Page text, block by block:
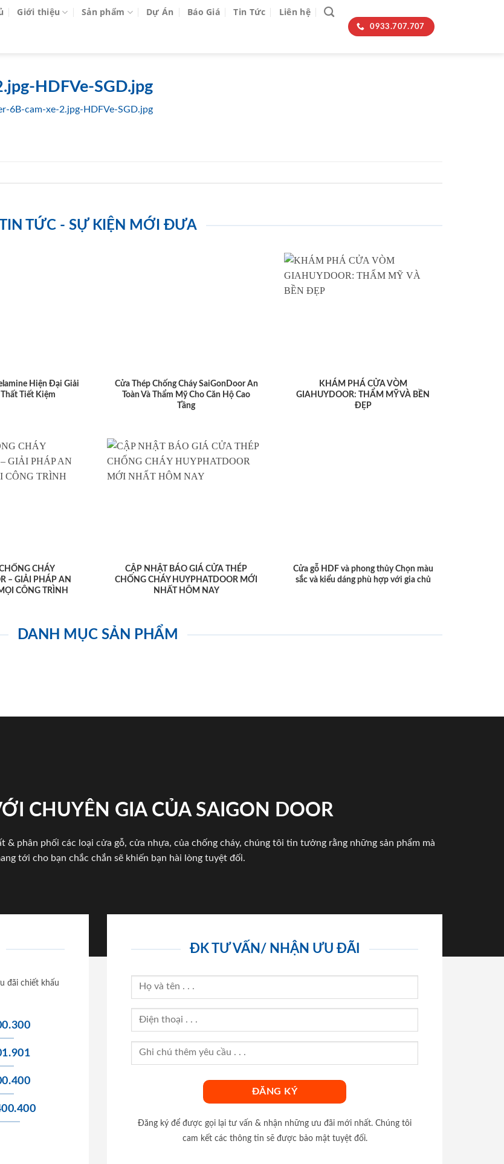
Giới thiệu Sản phẩm Dự Án Báo Giá Tin Tức Liên hệ
0933.707.707
HDFVe-SGD.jpg
6B-cam-xe-2.jpg-HDFVe-SGD.jpg
TỨC - SỰ KIỆN MỚI ĐƯA
Hiện Đại Giải
Tiết Kiệm
Cửa Thép Chống Cháy SaiGonDoor An
Toàn Và Thẩm Mỹ Cho Căn Hộ Cao
Tầng
KHÁM PHÁ CỬA VÒM
GIAHUYDOOR: THẨM MỸ VÀ BỀN
ĐẸP
CHÁY
– GIẢI PHÁP AN
CÔNG TRÌNH
CẬP NHẬT BÁO GIÁ CỬA THÉP
CHỐNG CHÁY HUYPHATDOOR MỚI
NHẤT HÔM NAY
Cửa gỗ HDF và phong thủy Chọn màu
sắc và kiểu dáng phù hợp với gia chủ
DANH MỤC SẢN PHẨM
CHUYÊN GIA CỦA SAIGON DOOR
phân phối các loại cửa gỗ, cửa nhựa, của chống cháy, chúng tôi tin tưởng rằng những sản phẩm mà
tới cho bạn chắc chắn sẽ khiến bạn hài lòng tuyệt đối.
đãi chiết khấu
ĐK TƯ VẤN/ NHẬN ƯU ĐÃI
Đăng ký để được gọi lại tư vấn & nhận những ưu đãi mới nhất. Chúng tôi
cam kết các thông tin sẽ được bảo mật tuyệt đối.